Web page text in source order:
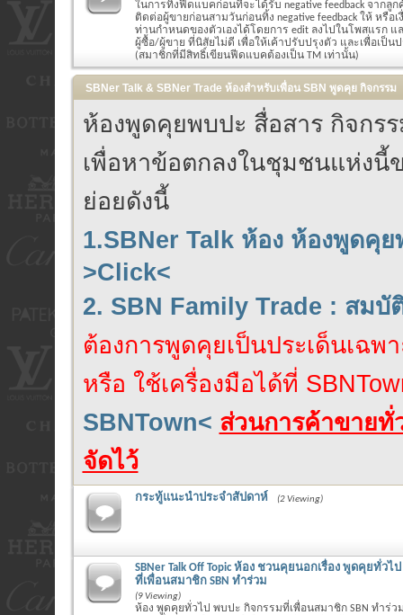
ในการทิ้งฟีดแบคก่อนที่จะได้รับ negative feedback จากลู
ติดต่อผู้ขายก่อนสามวันก่อนทิ้ง negative feedback ให้ หรือ
ท่านกำหนดของตัวเองได้โดยการ edit ลงไปในโพสแรก
ผู้ซื้อ/ผู้ขาย ที่นิสัยไม่ดี เพื่อให้เค้าปรับปรุงตัว และเพื่อเป็
(สมาชิกที่มีสิทธิ์เขียนฟีดแบคต้องเป็น TM เท่านั้น)
SBNer Talk & SBNer Trade ห้องสำหรับเพื่อน SBN พูดคุย กิจกรรม
ห้องพูดคุยพบปะ สื่อสาร กิจกร
เพื่อหาข้อตกลงในชุมชนแห่งนี้
ย่อยดังนี้
1.SBNer Talk ห้อง ห้องพูดคุ
>Click<
2. SBN Family Trade : สม
ต้องการพูดคุยเป็นประเด็นเฉ
หรือ ใช้เครื่องมือได้ที่
SBNTown< ส่วนการค้าขายทั่
จัดไว้
กระทู้แนะนำประจำสัปดาห์ (2 Viewing)
SBNer Talk Off Topic ห้อง ชวนคุยนอกเรื่อง พูดคุยทั่ว
ที่เพื่อนสมาชิก SBN ทำร่วม
(9 Viewing)
ห้อง พูดคุยทั่วไป พบปะ กิจกรรมที่เพื่อนสมาชิก SBN ทำร่ว